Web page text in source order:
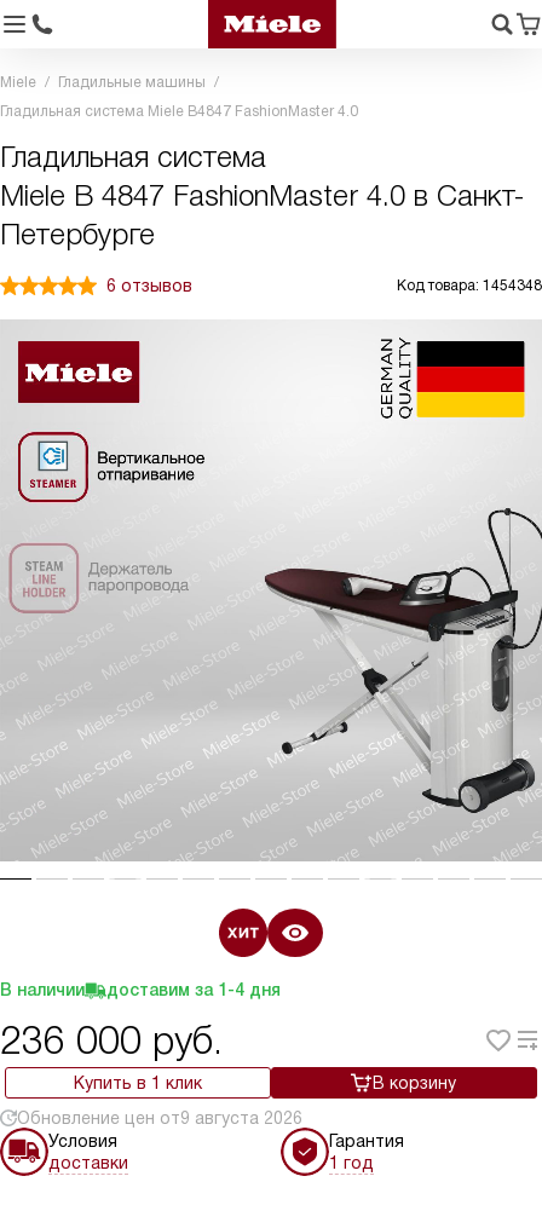
Miele
Гладильные машины
Гладильная система Miele B4847 FashionMaster 4.0
Гладильная система
Miele B 4847 FashionMaster 4.0 в Санкт-
Петербурге
6 отзывов Код товара: 1454348
В наличии доставим за 1-4 дня
236 000 руб.
Купить в 1 клик
В корзину
Обновление цен от9 августа 2026
Условия
доставки
Гарантия
1 год